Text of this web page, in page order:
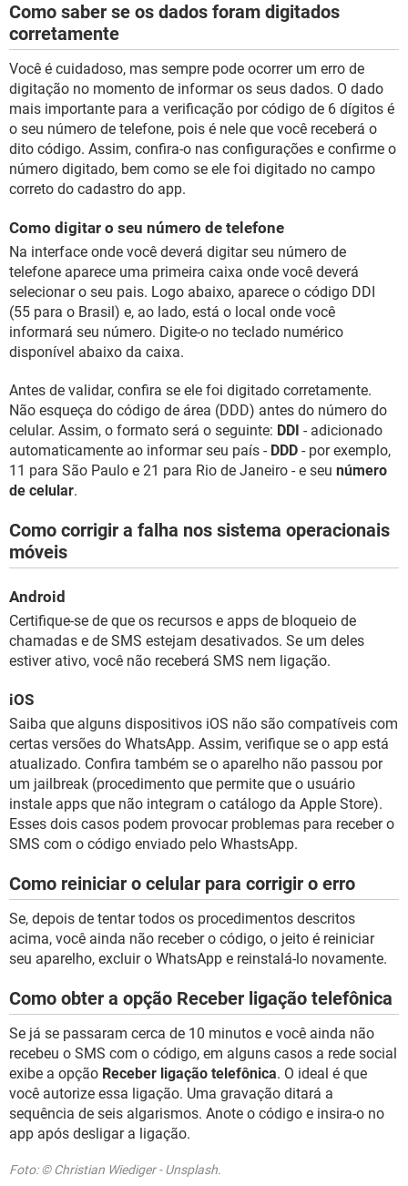
Como saber se os dados foram digitados
corretamente
Você é cuidadoso, mas sempre pode ocorrer um erro de
digitação no momento de informar os seus dados. O dado
mais importante para a verificação por código de 6 dígitos é
o seu número de telefone, pois é nele que você receberá o
dito código. Assim, confira-o nas configurações e confirme o
número digitado, bem como se ele foi digitado no campo
correto do cadastro do app.
Como digitar o seu número de telefone
Na interface onde você deverá digitar seu número de
telefone aparece uma primeira caixa onde você deverá
selecionar o seu pais. Logo abaixo, aparece o código DDI
(55 para o Brasil) e, ao lado, está o local onde você
informará seu número. Digite-o no teclado numérico
disponível abaixo da caixa.
Antes de validar, confira se ele foi digitado corretamente.
Não esqueça do código de área (DDD) antes do número do
celular. Assim, o formato será o seguinte: DDI - adicionado
automaticamente ao informar seu país - DDD - por exemplo,
11 para São Paulo e 21 para Rio de Janeiro - e seu número
de celular.
Como corrigir a falha nos sistema operacionais
móveis
Android
Certifique-se de que os recursos e apps de bloqueio de
chamadas e de SMS estejam desativados. Se um deles
estiver ativo, você não receberá SMS nem ligação.
iOS
Saiba que alguns dispositivos iOS não são compatíveis com
certas versões do WhatsApp. Assim, verifique se o app está
atualizado. Confira também se o aparelho não passou por
um jailbreak (procedimento que permite que o usuário
instale apps que não integram o catálogo da Apple Store).
Esses dois casos podem provocar problemas para receber o
SMS com o código enviado pelo WhastsApp.
Como reiniciar o celular para corrigir o erro
Se, depois de tentar todos os procedimentos descritos
acima, você ainda não receber o código, o jeito é reiniciar
seu aparelho, excluir o WhatsApp e reinstalá-lo novamente.
Como obter a opção Receber ligação telefônica
Se já se passaram cerca de 10 minutos e você ainda não
recebeu o SMS com o código, em alguns casos a rede social
exibe a opção Receber ligação telefônica. O ideal é que
você autorize essa ligação. Uma gravação ditará a
sequência de seis algarismos. Anote o código e insira-o no
app após desligar a ligação.
Foto: © Christian Wiediger - Unsplash.